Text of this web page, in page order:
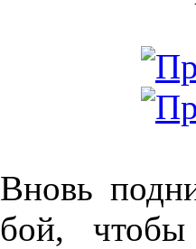
Вновь
бой,